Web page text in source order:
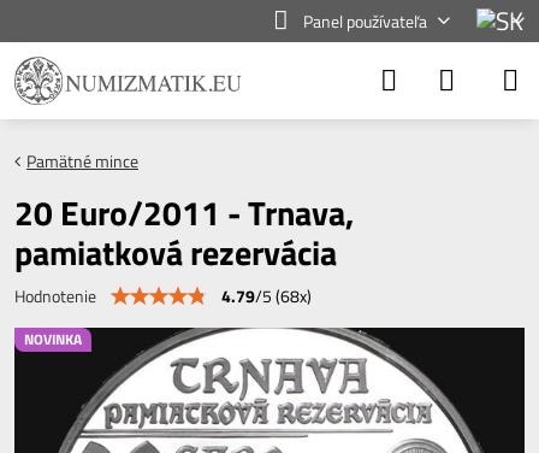
Panel používateľa
NOVINKA
Pamätné mince
20 Euro/2011 - Trnava,
pamiatková rezervácia
Hodnotenie 4.79/5(68x)